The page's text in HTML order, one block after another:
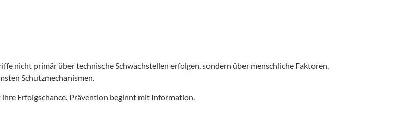
nicht primär über technische Schwachstellen erfolgen, sondern über menschliche Faktoren.
Schutzmechanismen.
Erfolgschance. Prävention beginnt mit Information.